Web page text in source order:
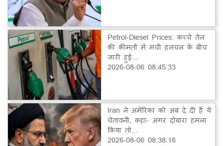
Petrol-Diesel Prices: कच्चे तेल
की कीमतों में मची हलचल के बीच
जारी हुई...
2026-08-06 08:45:33
Iran ने अमेरिका को अब दे दी है ये
चेतावनी, कहा- अगर दोबारा हमला
किया तो...
2026-08-06 08:38:16